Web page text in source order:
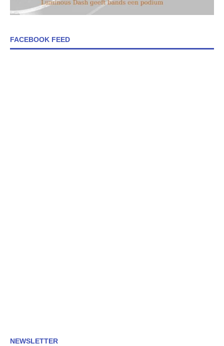
FACEBOOK FEED
NEWSLETTER